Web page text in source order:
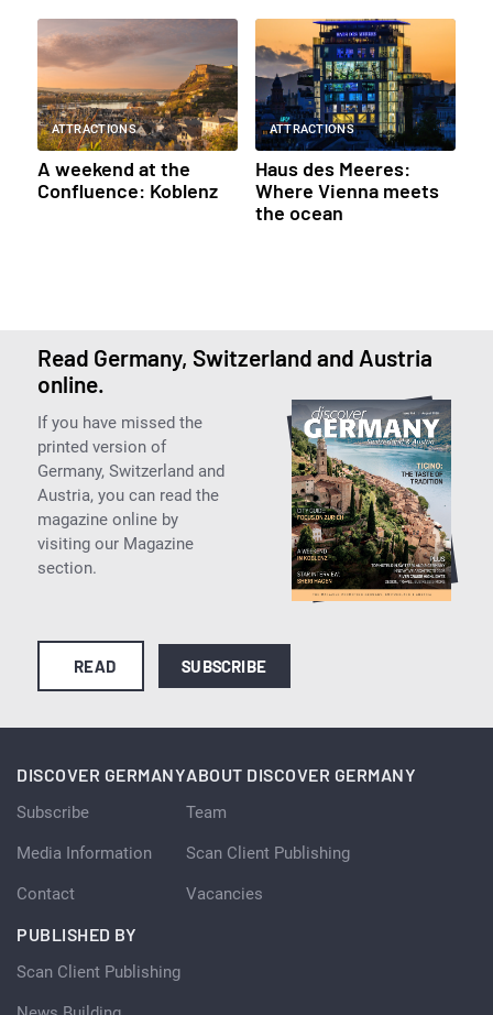
ATTRACTIONS
A weekend at the
Confluence: Koblenz
ATTRACTIONS
Haus des Meeres:
Where Vienna meets
the ocean
Read Germany, Switzerland and Austria
online.
If you have missed the
printed version of
Germany, Switzerland and
Austria, you can read the
magazine online by
visiting our Magazine
section.
READ SUBSCRIBE
DISCOVER GERMANY
Subscribe
Media Information
Contact
ABOUT DISCOVER GERMANY
Team
Scan Client Publishing
Vacancies
PUBLISHED BY
Scan Client Publishing